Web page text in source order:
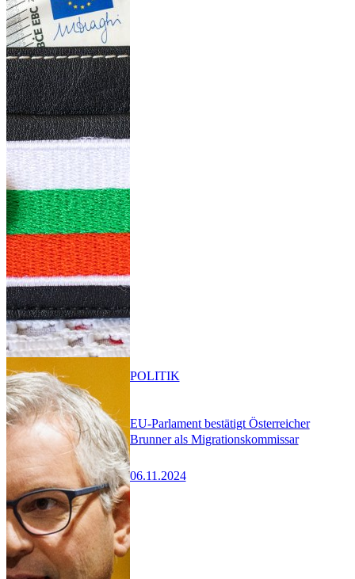
EU-Parlament bestätigt Österreicher
Brunner als Migrationskommissar
06.11.2024
POLITIK